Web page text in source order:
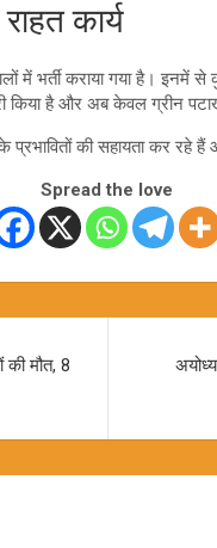
कार्य
में भर्ती कराया गया है। इनमें
किया है और अब केवल ग्रीन
की सहायता कर रहे हैं
Spread the love
मौत, 8